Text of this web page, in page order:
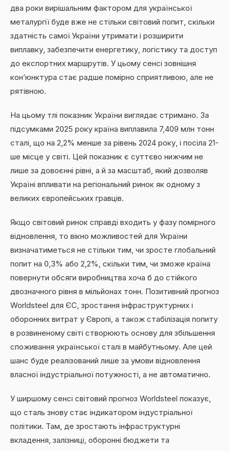
два роки вирішальним фактором для української
металургії буде вже не стільки світовий попит, скільки
здатність самої України утримати і розширити
виплавку, забезпечити енергетику, логістику та доступ
до експортних маршрутів. У цьому сенсі зовнішня
кон’юнктура стає радше помірно сприятливою, але не
рятівною.
На цьому тлі показник України виглядає стримано. За
підсумками 2025 року країна виплавила 7,409 млн тонн
сталі, що на 2,2% менше за рівень 2024 року, і посіла 21-
ше місце у світі. Цей показник є суттєво нижчим не
лише за довоєнні рівні, а й за масштаб, який дозволяв
Україні впливати на регіональний ринок як одному з
великих європейських гравців.
Якщо світовий ринок справді входить у фазу помірного
відновлення, то вікно можливостей для України
визначатиметься не стільки тим, чи зросте глобальний
попит на 0,3% або 2,2%, скільки тим, чи зможе країна
повернути обсяги виробництва хоча б до стійкого
двозначного рівня в мільйонах тонн. Позитивний прогноз
Worldsteel для ЄС, зростання інфраструктурних і
оборонних витрат у Європі, а також стабілізація попиту
в розвиненому світі створюють основу для збільшення
споживання української сталі в майбутньому. Але цей
шанс буде реалізований лише за умови відновлення
власної індустріальної потужності, а не автоматично.
У ширшому сенсі світовий прогноз Worldsteel показує,
що сталь знову стає індикатором індустріальної
політики. Там, де зростають інфраструктурні
вкладення, залізниці, оборонні бюджети та